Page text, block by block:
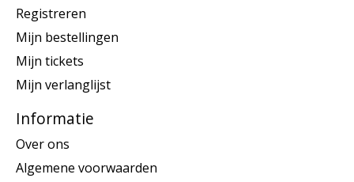
Registreren
Mijn bestellingen
Mijn tickets
Mijn verlanglijst
Informatie
Over ons
Algemene voorwaarden